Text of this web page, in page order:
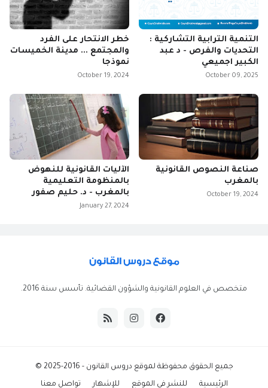
التنمية الترابية التشاركية :
التحديات والفرص - د عبد
الكبير اجميعي
October 09, 2025
خطر الانتحار على الفرد
والمجتمع ... مدينة الخميسات
نموذجا
October 19, 2024
صناعة النصوص القانونية
بالمغرب
October 19, 2024
الآليات القانونية للنهوض
بالمنظومة التعليمية
بالمغرب - د. حليم صفور
January 27, 2024
متخصص في العلوم القانونية والشؤون القضائية. تأسس سنة 2016.
جميع الحقوق محفوظة لموقع دروس القانون- 2016-2025 ©
الرئيسية للنشر في الموقع للإشهار تواصل معنا